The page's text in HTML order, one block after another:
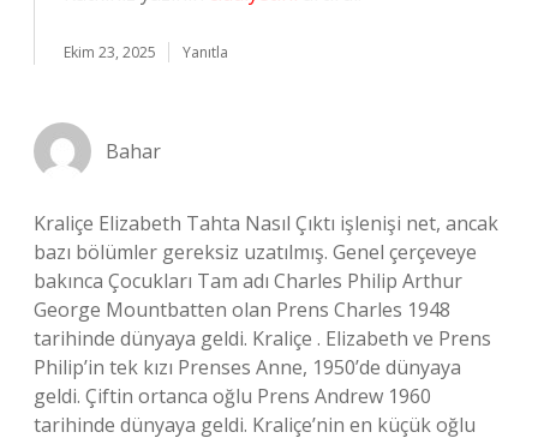
Ekim 23, 2025 Yanıtla
Bahar
Kraliçe Elizabeth Tahta Nasıl Çıktı işlenişi net, ancak
bazı bölümler gereksiz uzatılmış. Genel çerçeveye
bakınca Çocukları Tam adı Charles Philip Arthur
George Mountbatten olan Prens Charles 1948
tarihinde dünyaya geldi. Kraliçe . Elizabeth ve Prens
Philip’in tek kızı Prenses Anne, 1950’de dünyaya
geldi. Çiftin ortanca oğlu Prens Andrew 1960
tarihinde dünyaya geldi. Kraliçe’nin en küçük oğlu